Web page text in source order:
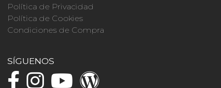
Política de Privacidad
Política de Cookies
Condiciones de Compra
SÍGUENOS